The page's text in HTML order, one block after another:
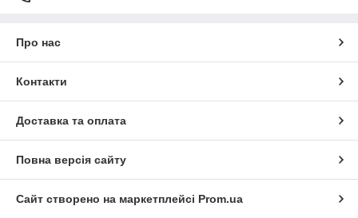
Про нас
Контакти
Доставка та оплата
Повна версія сайту
Сайт створено на маркетплейсі Prom.ua